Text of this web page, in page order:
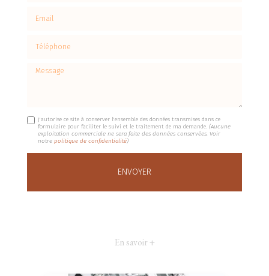
Message
J'autorise ce site à conserver l'ensemble des données transmises dans ce
formulaire pour faciliter le suivi et le traitement de ma demande.(Aucune
exploitation commerciale ne sera faite des données conservées. Voir
notrepolitique de confidentialité)
En savoir +